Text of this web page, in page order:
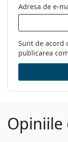
Adresa de e-
Sunt de acord
publicarea